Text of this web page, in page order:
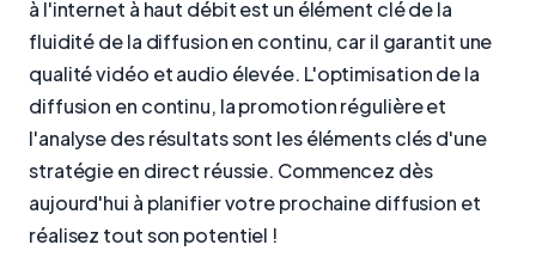
à l'internet à haut débit est un élément clé de la
fluidité de la diffusion en continu, car il garantit une
qualité vidéo et audio élevée. L'optimisation de la
diffusion en continu, la promotion régulière et
l'analyse des résultats sont les éléments clés d'une
stratégie en direct réussie. Commencez dès
aujourd'hui à planifier votre prochaine diffusion et
réalisez tout son potentiel !